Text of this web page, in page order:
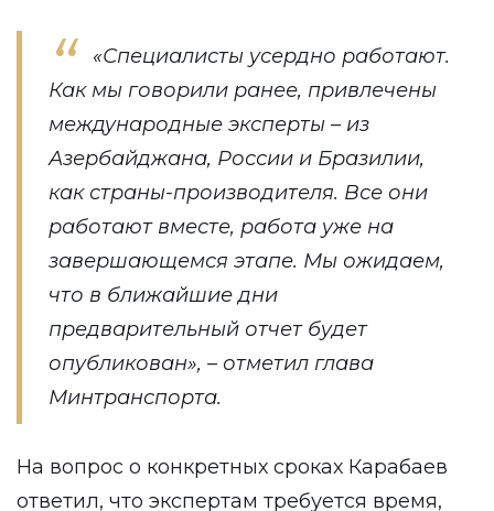
«Специалисты усердно работают.
Как мы говорили ранее, привлечены
международные эксперты – из
Азербайджана, России и Бразилии,
как страны-производителя. Все они
работают вместе, работа уже на
завершающемся этапе. Мы ожидаем,
что в ближайшие дни
предварительный отчет будет
опубликован», – отметил глава
Минтранспорта.
На вопрос о конкретных сроках Карабаев
ответил, что экспертам требуется время,